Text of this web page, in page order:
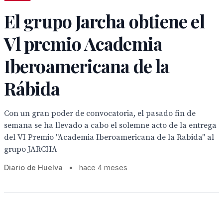
El grupo Jarcha obtiene el
Vl premio Academia
Iberoamericana de la
Rábida
Con un gran poder de convocatoria, el pasado fin de
semana se ha llevado a cabo el solemne acto de la entrega
del VI Premio "Academia Iberoamericana de la Rabida" al
grupo JARCHA
Diario de Huelva • hace 4 meses